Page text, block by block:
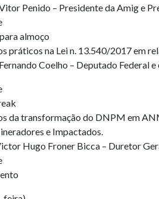
Penido – Presidente da Amig e
almoço
práticos na Lei n. 13.540/2017 em
Coelho – Deputado Federal
da transformação do DNPM em
e Impactados.
Hugo Froner Bicca – Duretor